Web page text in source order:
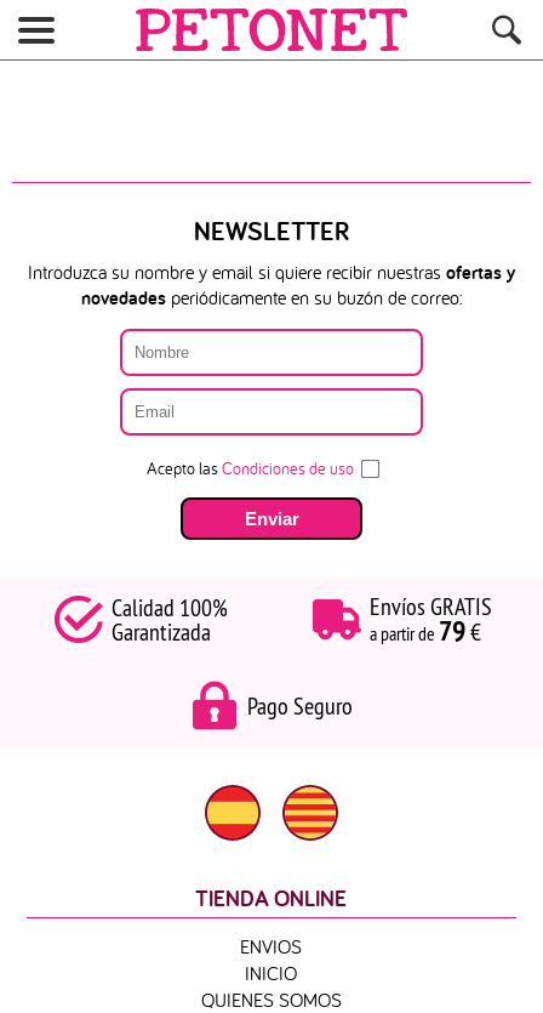
NEWSLETTER
Introduzca su nombre y email si quiere recibir nuestras ofertas y
novedadesperiódicamente en su buzón de correo:
Acepto lasCondiciones de uso
Calidad 100%
Garantizada
Envíos GRATIS
a partir de 79€
Pago Seguro
TIENDA ONLINE
ENVIOS
INICIO
QUIENES SOMOS